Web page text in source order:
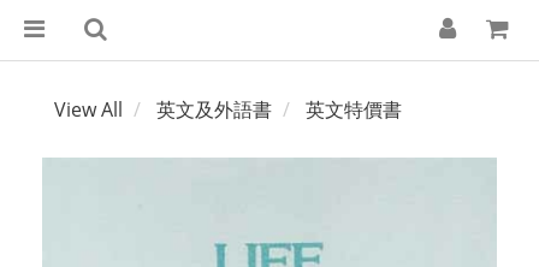
View All 英文及外語書 英文特價書